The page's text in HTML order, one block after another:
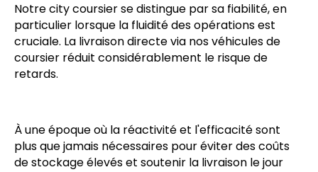
Notre city coursier se distingue par sa fiabilité, en
particulier lorsque la fluidité des opérations est
cruciale. La livraison directe via nos véhicules de
coursier réduit considérablement le risque de
retards.
À une époque où la réactivité et l'efficacité sont
plus que jamais nécessaires pour éviter des coûts
de stockage élevés et soutenir la livraison le jour